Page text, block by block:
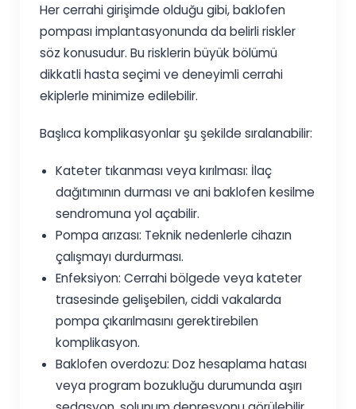
Her cerrahi girişimde olduğu gibi, baklofen
pompası implantasyonunda da belirli riskler
söz konusudur. Bu risklerin büyük bölümü
dikkatli hasta seçimi ve deneyimli cerrahi
ekiplerle minimize edilebilir.
Başlıca komplikasyonlar şu şekilde sıralanabilir:
Kateter tıkanması veya kırılması: İlaç
dağıtımının durması ve ani baklofen kesilme
sendromuna yol açabilir.
Pompa arızası: Teknik nedenlerle cihazın
çalışmayı durdurması.
Enfeksiyon: Cerrahi bölgede veya kateter
trasesinde gelişebilen, ciddi vakalarda
pompa çıkarılmasını gerektirebilen
komplikasyon.
Baklofen overdozu: Doz hesaplama hatası
veya program bozukluğu durumunda aşırı